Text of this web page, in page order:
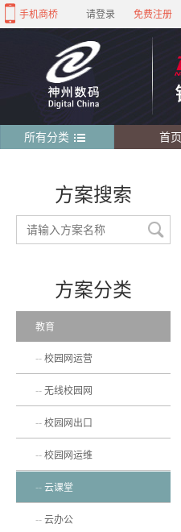
手机商桥 请登录 免费注册
所有分类 首页
方案搜索
方案分类
教育
校园网运营
无线校园网
校园网出口
校园网运维
云课堂
云办公